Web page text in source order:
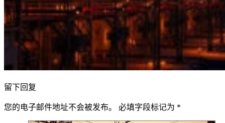
留下回复
您的电子邮件地址不会被发布。 必填字段标记为 *